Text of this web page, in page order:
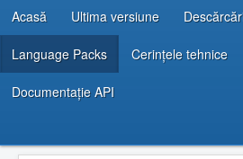
RESURSE DEZVOLTATORI
Acasă Ultima versiune
Language Packs Cerințele tehnice
Documentaţie API